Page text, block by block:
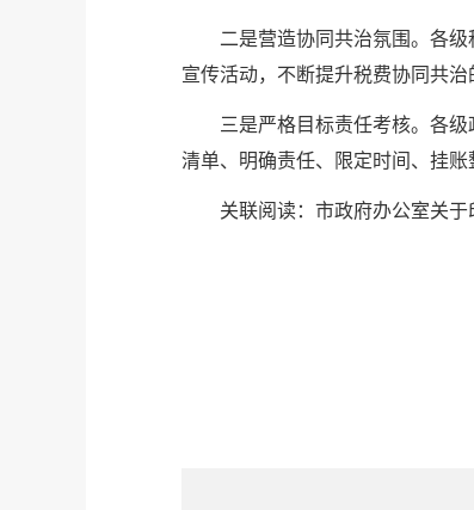
二是营造协同共治氛围。各
宣传活动，不断提升税费协同共治
三是严格目标责任考核。各
清单、明确责任、限定时间、挂账
关联阅读： 市政府办公室关